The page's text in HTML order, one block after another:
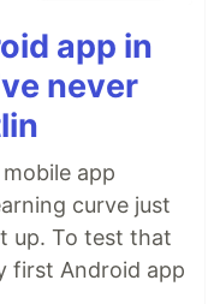
app in
never
app
curve just
up. To test that
first Android app